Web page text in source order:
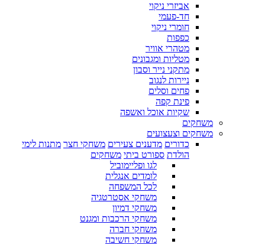
אביזרי ניקוי
חד-פעמי
חומרי ניקוי
כפפות
מטהרי אוויר
מטליות ומגבונים
מתקני נייר וסבון
ניירות לנגוב
פחים וסלים
פינת קפה
שקיות אוכל ואשפה
משחקים
משחקים וצעצועים
כדורים מדענים צעירים משחקי חצר מתנות לימי
הולדת ספורט ביתי משחקים
לגו ופליימוביל
לומדים אנגלית
לכל המשפחה
משחקי אסטרטגיה
משחקי דמיון
משחקי הרכבות ומגנט
משחקי חברה
משחקי חשיבה